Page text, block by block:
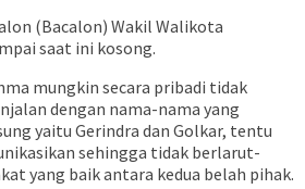
(Bacalon) Wakil Walikota
saat ini kosong.
mungkin secara pribadi tidak
dengan nama-nama yang
yaitu Gerindra dan Golkar, tentu
sehingga tidak berlarut-
yang baik antara kedua belah pihak.